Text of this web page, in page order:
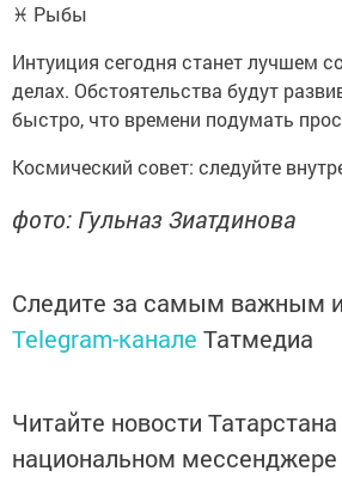
♓ Рыбы
Интуиция сегодня станет лучшем
делах. Обстоятельства будут
быстро, что времени подумать
Космический совет: следуйте
фото: Гульназ Зиатдинова
Следите за самым важным
Telegram-канале Татмедиа
Читайте новости
национальном